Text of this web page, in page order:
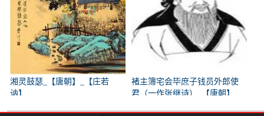
湘灵鼓瑟_【唐朝】_【庄若
讷】
褚主簿宅会毕庶子钱员外郎使
君（一作张继诗）_【唐朝】